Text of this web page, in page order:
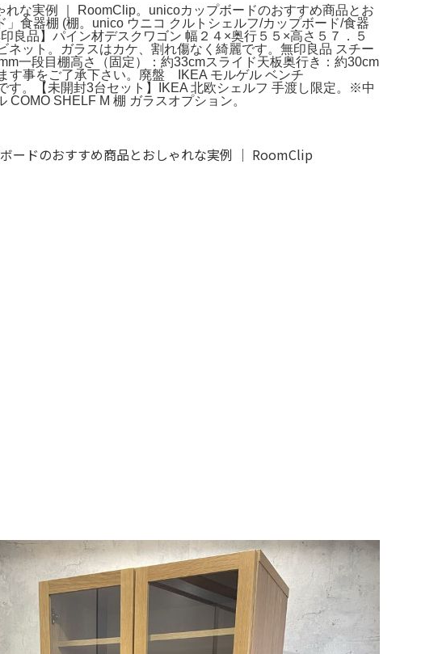
な実例 ｜ RoomClip。unicoカップボードのおすすめ商品とお
食器棚 (棚。unico ウニコ クルトシェルフ/カップボード/食器
良品】パイン材デスクワゴン 幅２４×奥行５５×高さ５７．５
。ガラスはカケ、割れ傷なく綺麗です。無印良品 スチー
一段目棚高さ（固定）：約33cmスライド天板奥行き：約30cm
す事をご了承下さい。廃盤 IKEA モルゲル ベンチ
。【未開封3台セット】IKEA 北欧シェルフ 手渡し限定。※中
SHELF M 棚 ガラスオプション。